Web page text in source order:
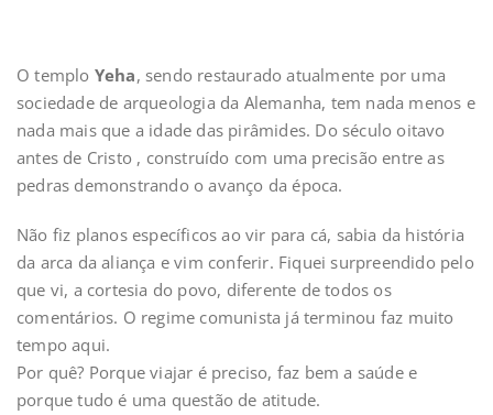
O templo Yeha, sendo restaurado atualmente por uma
sociedade de arqueologia da Alemanha, tem nada menos e
nada mais que a idade das pirâmides. Do século oitavo
antes de Cristo , construído com uma precisão entre as
pedras demonstrando o avanço da época.
Não fiz planos específicos ao vir para cá, sabia da história
da arca da aliança e vim conferir. Fiquei surpreendido pelo
que vi, a cortesia do povo, diferente de todos os
comentários. O regime comunista já terminou faz muito
tempo aqui.
Por quê? Porque viajar é preciso, faz bem a saúde e
porque tudo é uma questão de atitude.